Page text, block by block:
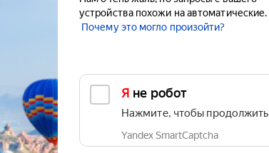
устройства похожи на автоматические.
Почему это могло произойти?
Я не робот
Нажмите, чтобы продолжить
Yandex SmartCaptcha